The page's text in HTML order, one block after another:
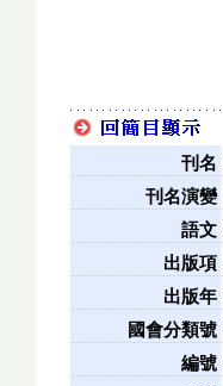
刊名
刊名演變
語文
出版項
出版年
國會分類號
編號